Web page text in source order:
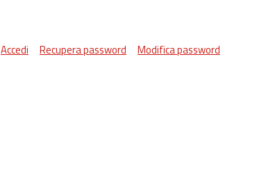
Accedi Recupera password Modifica password